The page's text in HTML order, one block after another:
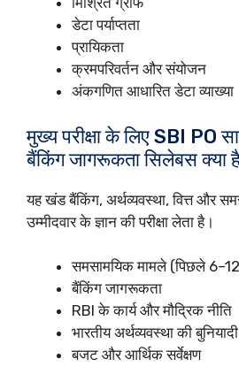
डेटा पर्याप्तता
प्रायिकता
क्रमपरिवर्तन और संयोजन
अंकगणित आधारित डेटा व्याख्या
मुख्य परीक्षा के लिए SBI PO
बैंकिंग जागरूकता सिलेबस क्या
यह खंड बैंकिंग, अर्थव्यवस्था, वित्त और
उम्मीदवार के ज्ञान की परीक्षा लेता है।
समसामयिक मामले (पिछले
बैंकिंग जागरूकता
RBI के कार्य और मौद्रिक नीति
भारतीय अर्थव्यवस्था की
बजट और आर्थिक सर्वेक्षण